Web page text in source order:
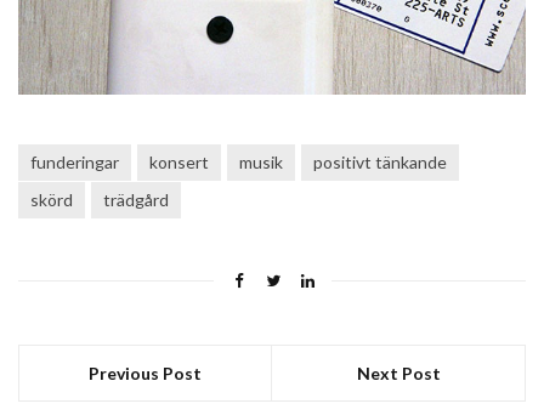
funderingar konsert musik
positivt tänkande
skörd
trädgård
Previous Post Next Post